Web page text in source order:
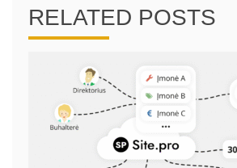
RELATED POSTS